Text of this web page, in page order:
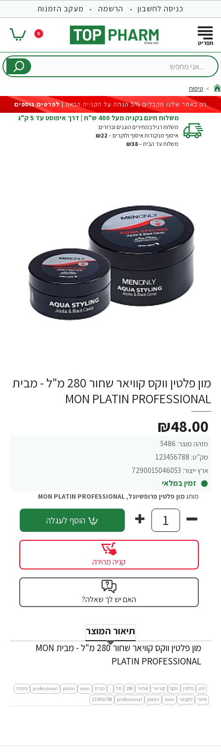
כניסה לחשבון הרשמה מעקב הזמנות
0
...אני
home
טיפוח
רק באתר שלנו מקבלים 5% הנחה על הקנייה הבאה |
לפרטים נוספים
משלוח חינם בקניה מעל 400 ש"ח | דרך איפוסט עד 5 ק"ג
משלוח רגיל במחירים הוגנים וברורים:
איסוף מנקודות איסוף ולוקרים – ₪22
משלוח עד הבית –₪38
מון פלטין ווקס קוויאר שחור 280 מ"ל - מבית
MON PLATIN PROFESSIONAL
מזהה מוצר: 5486
מק"ט: 123456788
ארץ ייצור: 7290015046053
זמין במלאי
₪48.00
מותגמון פלטין פרופשיונל,
MON PLATIN PROFESSIONAL
הוסף לעגלה
קניה מהירה
האם יש לך שאלה?
תיאור המוצר
מון פלטין ווקס קוויאר שחור 280 מ"ל - מבית MON
PLATIN PROFESSIONAL
מון פלטין ווקס קוויאר שחור 280 מל - מבית mon
platin
professional
טיפוח
שיער
מקצועי mon
platin
professional
123456788